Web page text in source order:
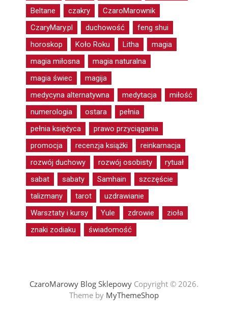
Beltane
czakry
CzaroMarownik
CzaryMary.pl
duchowość
feng shui
horoskop
Koło Roku Litha
magia
magia miłosna
magia naturalna
magia świec
magija
medycyna alternatywna
medytacja
miłość
numerologia
ostara
pełnia
pełnia księżyca
prawo przyciągania
promocja
recenzja książki
reinkarnacja
rozwój duchowy
rozwój osobisty
rytuał
sabat
sabaty Samhain
szczęście
talizmany
tarot
uzdrawianie
Warsztaty i kursy
Yule zdrowie
zioła
znaki zodiaku
świadomość
CzaroMarowy Blog SklepowyCopyright © 2026.
Theme by MyThemeShop